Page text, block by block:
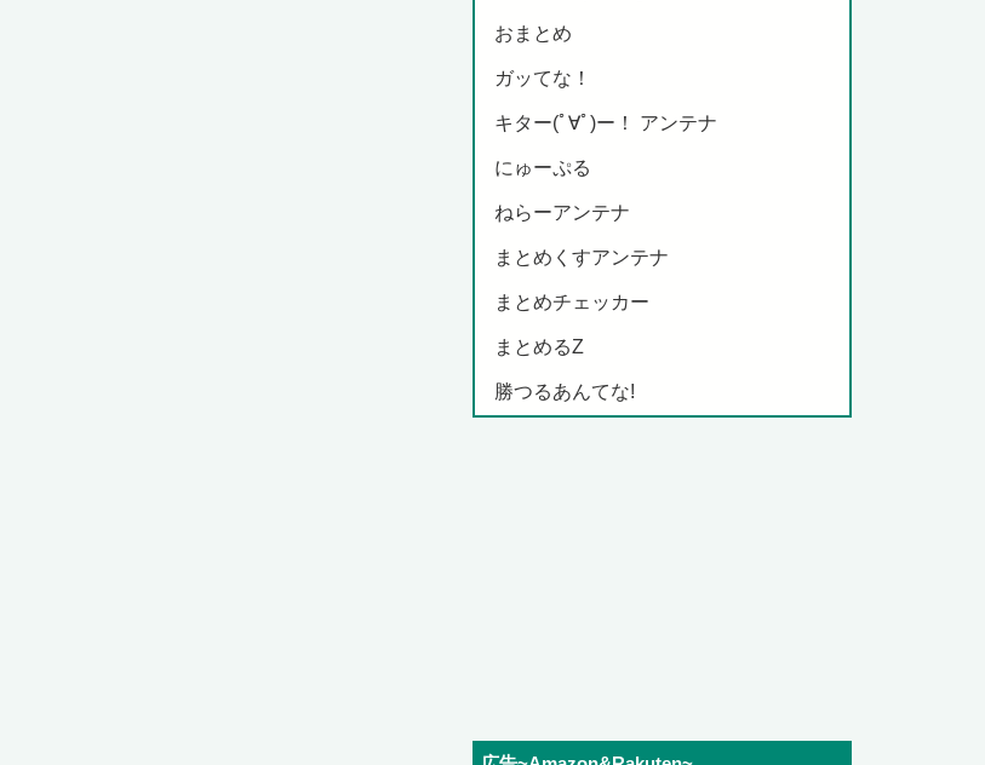
おまとめ
ガッてな！
キター(ﾟ∀ﾟ)ー！ アンテナ
にゅーぷる
ねらーアンテナ
まとめくすアンテナ
まとめチェッカー
まとめるZ
勝つるあんてな!